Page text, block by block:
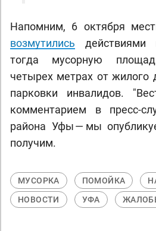
Напомним, 6 октября
возмутились действиями
тогда мусорную
четырех метрах от жилого
парковки инвалидов.
комментарием в пресс-
района Уфы — мы
получим.
МУСОРКА ПОМОЙКА
НОВОСТИ
УФА